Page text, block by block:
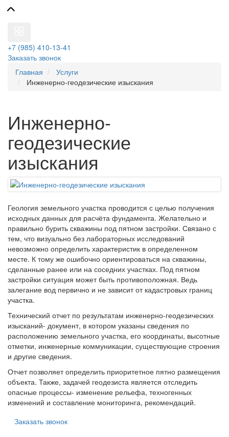
+7 (985) 410-13-41
Заказать звонок
Главная
Услуги
Инженерно-геодезические изыскания
Инженерно-
геодезические
изыскания
Геология земельного участка проводится с целью получения
исходных данных для расчёта фундамента. Желательно и
правильно бурить скважины под пятном застройки. Связано с
тем, что визуально без лабораторных исследований
невозможно определить характеристик в определенном
месте. К тому же ошибочно ориентироваться на скважины,
сделанные ранее или на соседних участках. Под пятном
застройки ситуация может быть противоположная. Ведь
залегание вод первично и не зависит от кадастровых границ
участка.
Технический отчет по результатам инженерно-геодезических
изысканий- документ, в котором указаны сведения по
расположению земельного участка, его координаты, высотные
отметки, инженерные коммуникации, существующие строения
и другие сведения.
Отчет позволяет определить приоритетное пятно размещения
объекта. Также, задачей геодезиста является отследить
опасные процессы- изменение рельефа, техногенных
изменений и составление мониторинга, рекомендаций.
Заказать звонок